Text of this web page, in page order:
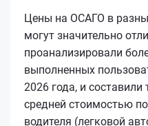
Цены на ОСАГО в
могут значительно
проанализировали
выполненных
2026 года, и
средней стоимостью
водителя (легковой